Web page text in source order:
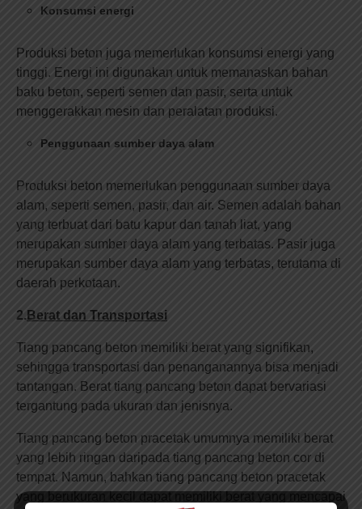
Konsumsi energi
Produksi beton juga memerlukan konsumsi energi yang
tinggi. Energi ini digunakan untuk memanaskan bahan
baku beton, seperti semen dan pasir, serta untuk
menggerakkan mesin dan peralatan produksi.
Penggunaan sumber daya alam
Produksi beton memerlukan penggunaan sumber daya
alam, seperti semen, pasir, dan air. Semen adalah bahan
yang terbuat dari batu kapur dan tanah liat, yang
merupakan sumber daya alam yang terbatas. Pasir juga
merupakan sumber daya alam yang terbatas, terutama di
daerah perkotaan.
2. Berat dan Transportasi
Tiang pancang beton memiliki berat yang signifikan,
sehingga transportasi dan penanganannya bisa menjadi
tantangan. Berat tiang pancang beton dapat bervariasi
tergantung pada ukuran dan jenisnya.
Tiang pancang beton pracetak umumnya memiliki berat
yang lebih ringan daripada tiang pancang beton cor di
tempat. Namun, bahkan tiang pancang beton pracetak
yang berukuran kecil dapat memiliki berat yang mencapai